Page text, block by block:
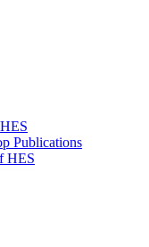
Publications
HES